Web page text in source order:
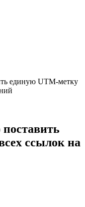
единую UTM-метку
ссылок на